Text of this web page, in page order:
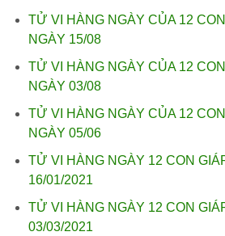
TỬ VI HÀNG NGÀY CỦA 12
NGÀY 15/08
TỬ VI HÀNG NGÀY CỦA 12
NGÀY 03/08
TỬ VI HÀNG NGÀY CỦA 12
NGÀY 05/06
TỬ VI HÀNG NGÀY 12 CON
16/01/2021
TỬ VI HÀNG NGÀY 12 CON
03/03/2021